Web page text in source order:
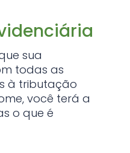
sua
todas as
à tributação
você terá a
o que é